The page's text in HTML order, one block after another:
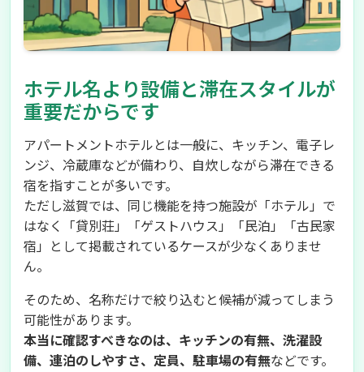
ホテル名より設備と滞在スタイルが
重要だからです
アパートメントホテルとは一般に、キッチン、電子レ
ンジ、冷蔵庫などが備わり、自炊しながら滞在できる
宿を指すことが多いです。
ただし滋賀では、同じ機能を持つ施設が「ホテル」で
はなく「貸別荘」「ゲストハウス」「民泊」「古民家
宿」として掲載されているケースが少なくありませ
ん。
そのため、名称だけで絞り込むと候補が減ってしまう
可能性があります。
本当に確認すべきなのは、キッチンの有無、洗濯設
備、連泊のしやすさ、定員、駐車場の有無などです。